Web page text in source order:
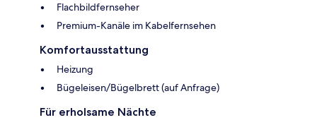
Flachbildfernseher
Premium-Kanäle im Kabelfernsehen
Komfortausstattung
Heizung
Bügeleisen/Bügelbrett (auf Anfrage)
Für erholsame Nächte